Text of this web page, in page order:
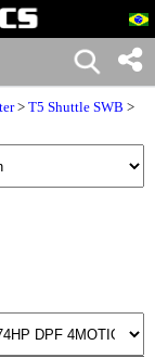
> T5 Shuttle SWB >